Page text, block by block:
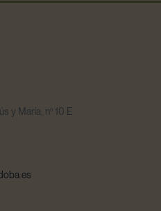
y María, nº 10 E